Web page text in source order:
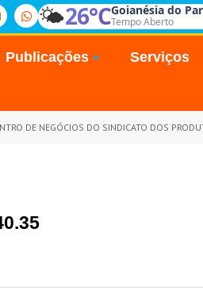
🌤️26°CGoianésia do
Tempo Aberto
Publicações Serviços
DE NEGÓCIOS DO SINDICATO DOS PRODUTORES